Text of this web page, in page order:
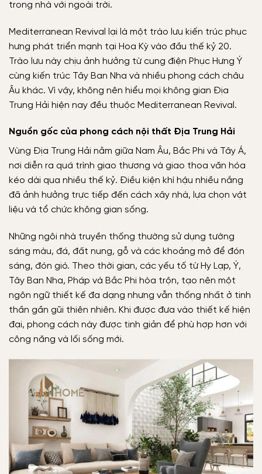
trong nhà với ngoài trời.
Mediterranean Revival lại là một trào lưu kiến trúc phục
hưng phát triển mạnh tại Hoa Kỳ vào đầu thế kỷ 20.
Trào lưu này chịu ảnh hưởng từ cung điện Phục Hưng Ý
cùng kiến trúc Tây Ban Nha và nhiều phong cách châu
Âu khác. Vì vậy, không nên hiểu mọi không gian Địa
Trung Hải hiện nay đều thuộc Mediterranean Revival.
Nguồn gốc của phong cách nội thất Địa Trung Hải
Vùng Địa Trung Hải nằm giữa Nam Âu, Bắc Phi và Tây Á,
nơi diễn ra quá trình giao thương và giao thoa văn hóa
kéo dài qua nhiều thế kỷ. Điều kiện khí hậu nhiều nắng
đã ảnh hưởng trực tiếp đến cách xây nhà, lựa chọn vật
liệu và tổ chức không gian sống.
Những ngôi nhà truyền thống thường sử dụng tường
sáng màu, đá, đất nung, gỗ và các khoảng mở để đón
sáng, đón gió. Theo thời gian, các yếu tố từ Hy Lạp, Ý,
Tây Ban Nha, Pháp và Bắc Phi hòa trộn, tạo nên một
ngôn ngữ thiết kế đa dạng nhưng vẫn thống nhất ở tinh
thần gần gũi thiên nhiên. Khi được đưa vào thiết kế hiện
đại, phong cách này được tinh giản để phù hợp hơn với
công năng và lối sống mới.